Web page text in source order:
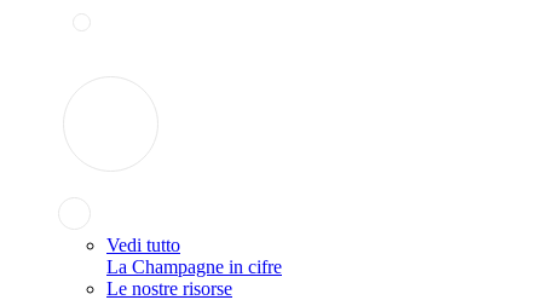
Vedi tutto
La Champagne in cifre
Le nostre risorse